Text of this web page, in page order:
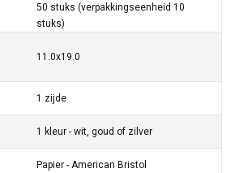
50 stuks (verpakkingseenheid 10
stuks)
11.0x19.0
1 zijde
1 kleur - wit, goud of zilver
Papier - American Bristol